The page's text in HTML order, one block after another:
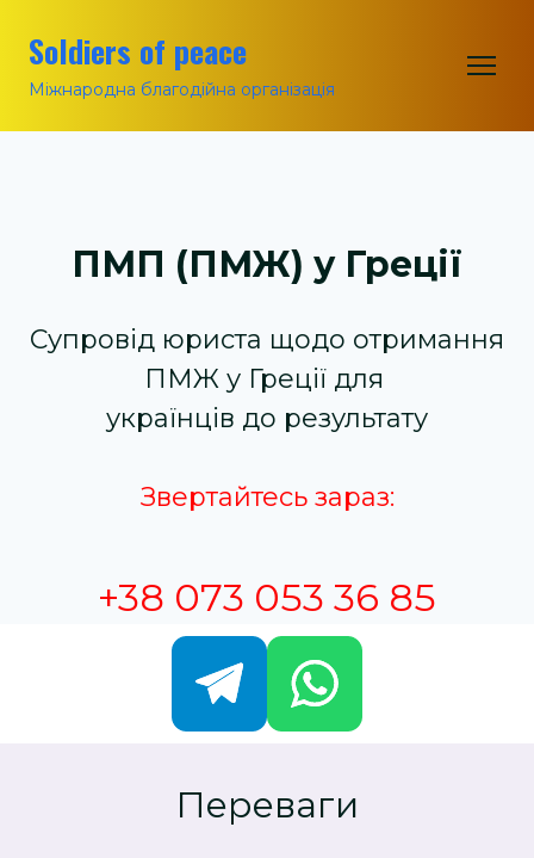
Soldiers of peace
Міжнародна благодійна організація
ПМП (ПМЖ) у Греції
Супровід юриста щодо отримання
ПМЖ у Греції для
українців до результату
Звертайтесь зараз:
+38 073 053 36 85
Переваги